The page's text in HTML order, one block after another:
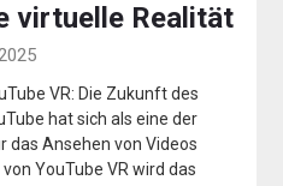
virtuelle Realität
VR: Die Zukunft des
hat sich als eine der
Ansehen von Videos
YouTube VR wird das